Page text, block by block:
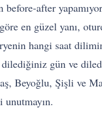
after
en güzel yanı,
hangi saat
gün ve
Beyoğlu, Şişli ve